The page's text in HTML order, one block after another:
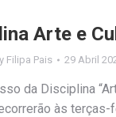
Arte e
Filipa Pais 29 Abril
da Disciplina
às terças-